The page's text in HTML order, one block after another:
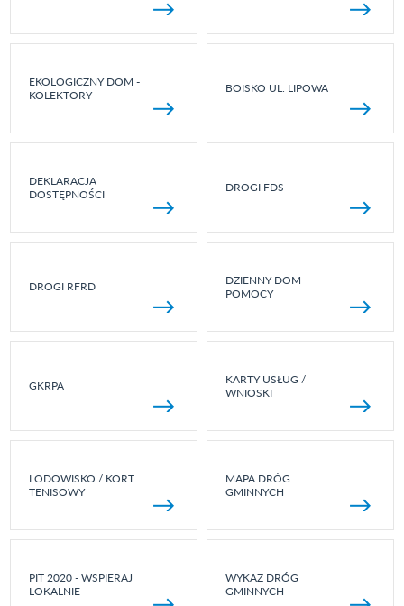
EKOLOGICZNY DOM -
KOLEKTORY
BOISKO UL. LIPOWA
DEKLARACJA
DOSTĘPNOŚCI
DROGI FDS
DROGI RFRD
DZIENNY DOM
POMOCY
GKRPA
KARTY USŁUG /
WNIOSKI
LODOWISKO / KORT
TENISOWY
MAPA DRÓG
GMINNYCH
PIT 2020 - WSPIERAJ
LOKALNIE
WYKAZ DRÓG
GMINNYCH